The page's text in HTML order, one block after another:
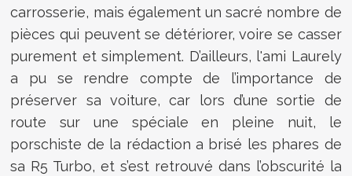
carrosserie, mais également un sacré nombre de
pièces qui peuvent se détériorer, voire se casser
purement et simplement. D’ailleurs, l'ami Laurely
a pu se rendre compte de l’importance de
préserver sa voiture, car lors d’une sortie de
route sur une spéciale en pleine nuit, le
porschiste de la rédaction a brisé les phares de
sa R5 Turbo, et s’est retrouvé dans l’obscurité la